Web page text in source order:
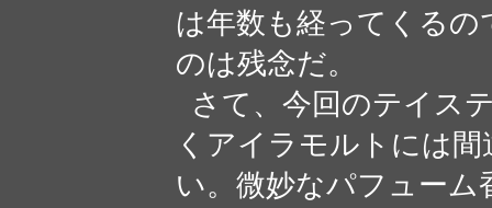
は年数も経ってくる
のは残念だ。
さて、今回のテイス
くアイラモルトには
い。微妙なパフュー